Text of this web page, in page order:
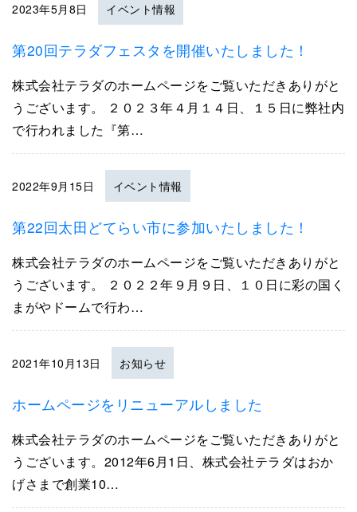
2023年5月8日 イベント情報
第20回テラダフェスタを開催いたしました！
株式会社テラダのホームページをご覧いただきありがと
うございます。 ２０２３年４月１４日、１５日に弊社内
で行われました『第…
2022年9月15日 イベント情報
第22回太田どてらい市に参加いたしました！
株式会社テラダのホームページをご覧いただきありがと
うございます。 ２０２２年９月９日、１０日に彩の国く
まがやドームで行わ…
2021年10月13日 お知らせ
ホームページをリニューアルしました
株式会社テラダのホームページをご覧いただきありがと
うございます。2012年6月1日、株式会社テラダはおか
げさまで創業10…